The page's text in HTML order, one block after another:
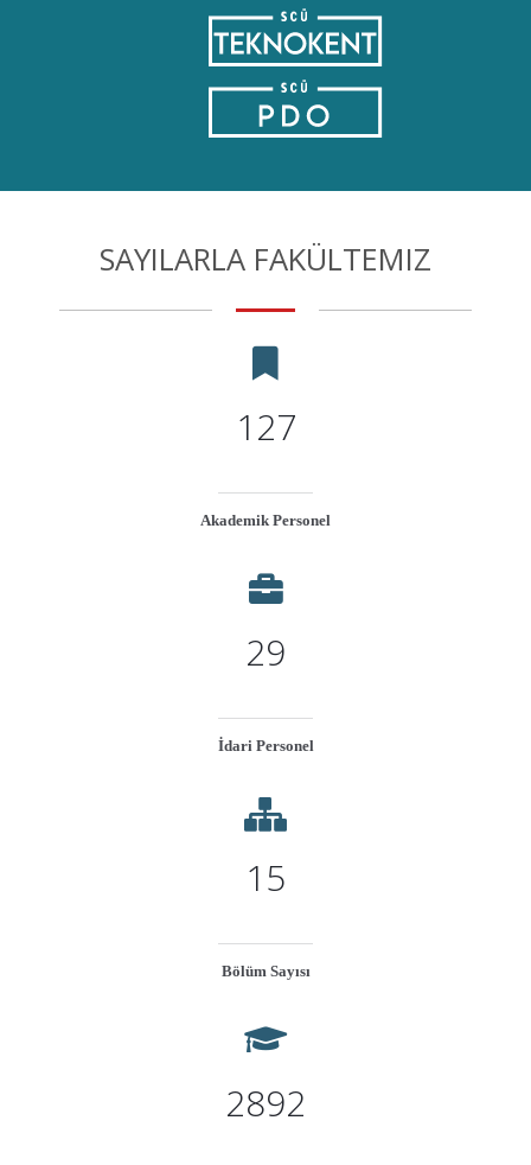
SAYILARLA FAKÜLTEMIZ
127
Akademik Personel
29
İdari Personel
15
Bölüm Sayısı
2892